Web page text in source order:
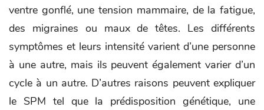
ventre gonflé, une tension mammaire, de la fatigue,
des migraines ou maux de têtes. Les différents
symptômes et leurs intensité varient d’une personne
à une autre, mais ils peuvent également varier d’un
cycle à un autre. D’autres raisons peuvent expliquer
le SPM tel que la prédisposition génétique, une